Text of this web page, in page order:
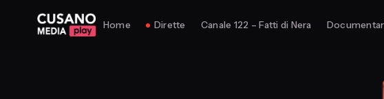
Home Dirette Canale 122 – Fatti di Nera